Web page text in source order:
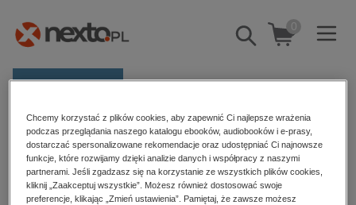
Pokaż/schowaj
wyszukiwarkę
0
E-prasa
Kategorie
Zobacz wszystkie E-prasa
budownictwo, aranżacja wnętrz
Strona główna Aleksandra Podgródna
Aleksandra Podgródna
Chcemy korzystać z plików cookies, aby zapewnić Ci najlepsze wrażenia
podczas przeglądania naszego katalogu ebooków, audiobooków i e-prasy,
dostarczać spersonalizowane rekomendacje oraz udostępniać Ci najnowsze
funkcje, które rozwijamy dzięki analizie danych i współpracy z naszymi
partnerami. Jeśli zgadzasz się na korzystanie ze wszystkich plików cookies,
kliknij „Zaakceptuj wszystkie”. Możesz również dostosować swoje
preferencje, klikając „Zmień ustawienia”. Pamiętaj, że zawsze możesz